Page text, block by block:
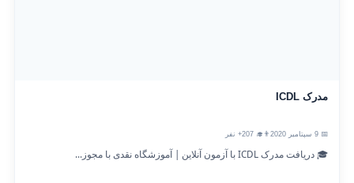
مدرک ICDL
👨‍🎓 207+ نفر
🎓 دریافت مدرک ICDL با آزمون آنلاین | آموزشگاه نقدی با مجوز...